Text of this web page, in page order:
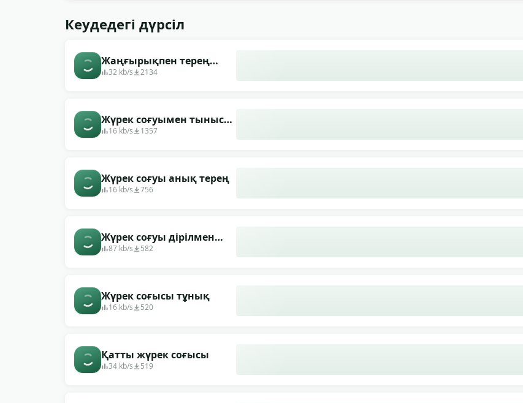
Кеудедегі дүрсіл
Жаңғырықпен терең
жүрек соғысы
32 kb/s 2134
Жүрек соғуымен тыныс
алу16 kb/s 1357
Жүрек соғуы анық терең
16 kb/s 756
Жүрек соғуы дірілмен
тыныш
87 kb/s 582
Жүрек соғысы тұнық
16 kb/s 520
Қатты жүрек соғысы
34 kb/s 519